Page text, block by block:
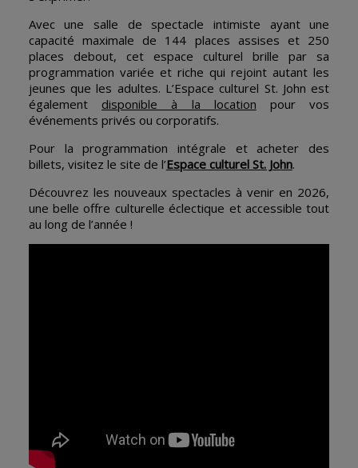
Avec une salle de spectacle intimiste ayant une
capacité maximale de 144 places assises et 250
places debout, cet espace culturel brille par sa
programmation variée et riche qui rejoint autant les
jeunes que les adultes. L’Espace culturel St. John est
également disponible à la location pour vos
événements privés ou corporatifs.
Pour la programmation intégrale et acheter des
billets, visitez le site de l’Espace culturel St. John.
Découvrez les nouveaux spectacles à venir en 2026,
une belle offre culturelle éclectique et accessible tout
au long de l’année !